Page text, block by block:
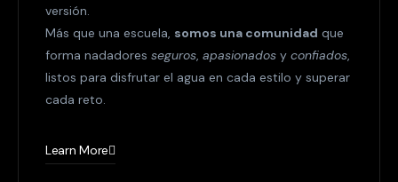
versión.
Más que una escuela, somos una comunidad que
forma nadadores seguros, apasionados y confiados,
listos para disfrutar el agua en cada estilo y superar
cada reto.
Learn More